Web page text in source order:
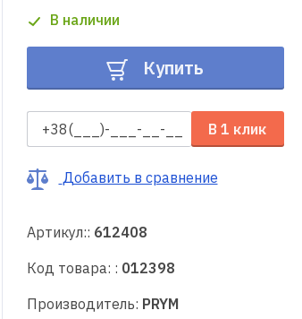
В наличии
Купить
В 1 клик
Добавить в сравнение
Артикул:: 612408
Код товара: : 012398
Производитель: PRYM